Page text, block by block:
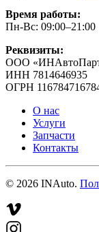
Время работы:
Пн-Вс: 09:00–21:00
Реквизиты:
ООО
ИНН 7814646935
ОГРН
О нас
Услуги
Запчасти
Контакты
© 2026 INAuto.